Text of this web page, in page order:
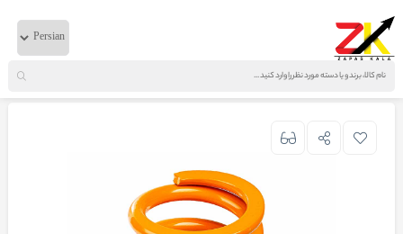
خانه لوازم بدنه ایویکو فنر لول جلو اتاق ایویکو راست